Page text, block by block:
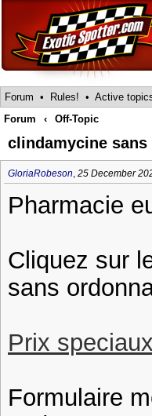
Forum • Rules! • Active
Forum
‹ Off-Topic
clindamycine
GloriaRobeson, 25 December
Pharmacie
Cliquez sur
sans
Prix
Formulaire